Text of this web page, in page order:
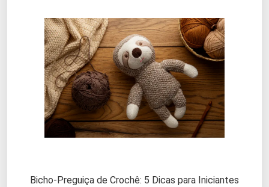
Bicho-Preguiça de Crochê: 5 Dicas para Iniciantes